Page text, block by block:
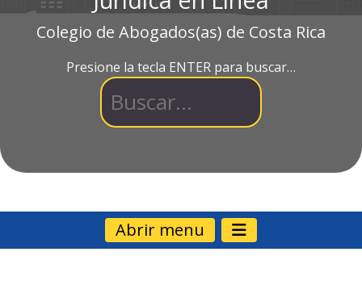
Colegio de Abogados(as) de Costa Rica
Presione la tecla ENTER para buscar…
Abrir menu